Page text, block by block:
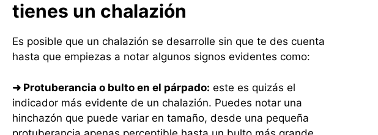
tienes un chalazión
Es posible que un chalazión se desarrolle sin que te des cuenta
hasta que empiezas a notar algunos signos evidentes como:
➜ Protuberancia o bulto en el párpado: este es quizás el
indicador más evidente de un chalazión. Puedes notar una
hinchazón que puede variar en tamaño, desde una pequeña